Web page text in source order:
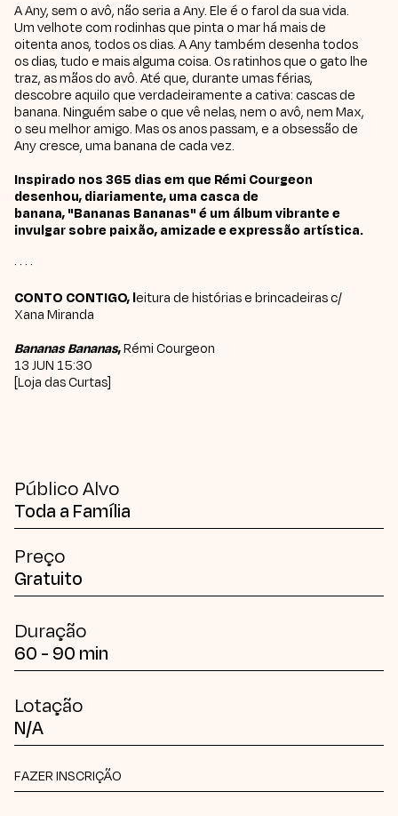
A Any, sem o avô, não seria a Any. Ele é o farol da sua vida.
Um velhote com rodinhas que pinta o mar há mais de
oitenta anos, todos os dias. A Any também desenha todos
os dias, tudo e mais alguma coisa. Os ratinhos que o gato lhe
traz, as mãos do avô. Até que, durante umas férias,
descobre aquilo que verdadeiramente a cativa: cascas de
banana. Ninguém sabe o que vê nelas, nem o avô, nem Max,
o seu melhor amigo. Mas os anos passam, e a obsessão de
Any cresce, uma banana de cada vez.
Inspirado nos 365 dias em que Rémi Courgeon
desenhou, diariamente, uma casca de
banana, "Bananas Bananas" é um álbum vibrante e
invulgar sobre paixão, amizade e expressão artística.
· · · ·
CONTO CONTIGO, leitura de histórias e brincadeiras c/
Xana Miranda
Bananas Bananas,Rémi Courgeon
13 JUN 15:30
[Loja das Curtas]
Público Alvo
Toda a Família
Preço
Gratuito
Duração
60 - 90 min
Lotação
N/A
FAZER INSCRIÇÃO